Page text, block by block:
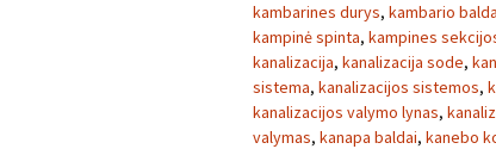
kambarines durys, kambario
kampinė spinta, kampines
kanalizacija, kanalizacija sode,
sistema, kanalizacijos sistemos,
kanalizacijos valymo lynas,
valymas, kanapa baldai, kanebo